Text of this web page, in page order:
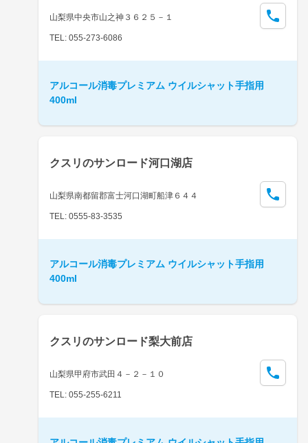
山梨県中央市山之神３６２５－１
TEL: 055-273-6086
アルコール消毒プレミアム ウイルシャット手指用
400ml
クスリのサンロード河口湖店
山梨県南都留郡富士河口湖町船津６４４
TEL: 0555-83-3535
アルコール消毒プレミアム ウイルシャット手指用
400ml
クスリのサンロード梨大前店
山梨県甲府市武田４－２－１０
TEL: 055-255-6211